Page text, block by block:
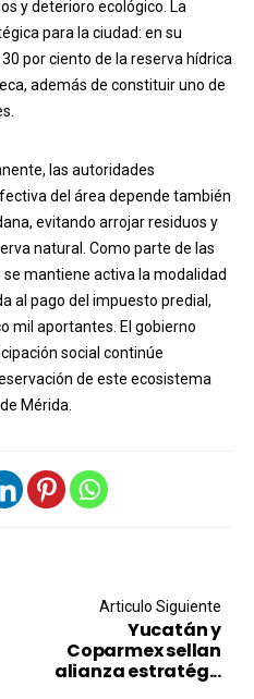
y deterioro ecológico. La
para la ciudad: en su
por ciento de la reserva hídrica
además de constituir uno de
las autoridades
del área depende también
evitando arrojar residuos y
natural. Como parte de las
mantiene activa la modalidad
al pago del impuesto predial,
mil aportantes. El gobierno
social continúe
de este ecosistema
Mérida.
Articulo Siguiente
Yucatán y
Coparmex sellan
alianza estratég...